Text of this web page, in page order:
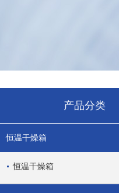
产品分类
恒温干燥箱
恒温干燥箱